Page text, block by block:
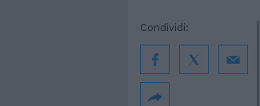
Condividi: